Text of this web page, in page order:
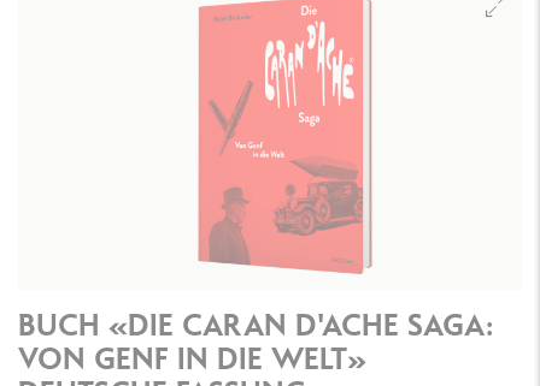
BUCH «DIE CARAN D'ACHE SAGA:
VON GENF IN DIE WELT»